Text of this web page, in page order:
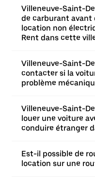
Villeneuve-Saint-
de carburant avant
location non
Rent dans cette
Villeneuve-Saint-
contacter si la
problème
Villeneuve-Saint-
louer une voiture
conduire étranger
Est-il possible de
location sur une